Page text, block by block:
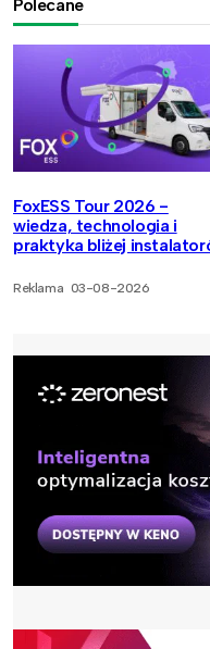
Polecane
FoxESS Tour 2026 -
wiedza, technologia i
praktyka bliżej
Reklama 03-08-2026